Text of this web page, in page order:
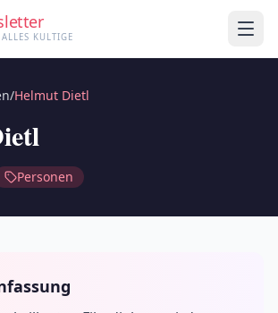
KULTIGE
/Helmut Dietl
Personen